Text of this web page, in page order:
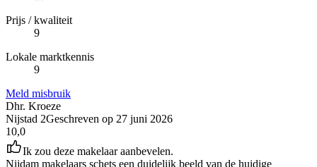
Prijs / kwaliteit
9
Lokale marktkennis
9
Meld misbruik
Dhr. Kroeze
Nijstad 2Geschreven op 27 juni 2026
10,0
Ik zou deze makelaar aanbevelen.
Nijdam makelaars schets een duidelijk beeld van de huidige